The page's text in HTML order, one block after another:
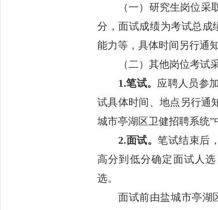
（一）研究生岗位采
分，面试成绩为考试总成
能力等，具体时间另行通
（二） 其他岗位考试
1.笔试。 应聘人员参
试具体时间、地点另行通
城市亭湖区卫健招聘系统
2.面试。笔试结束后
高分到低分确定面试人
选。
面试前由盐城市亭湖